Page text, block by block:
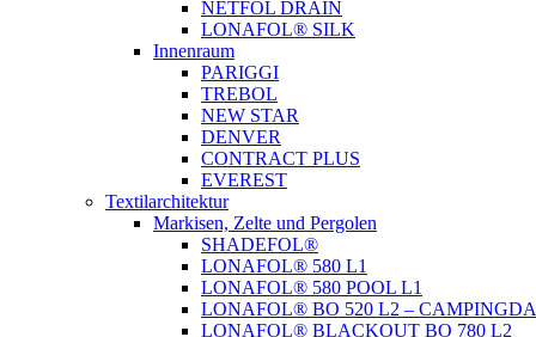
NETFOL DRAIN
LONAFOL® SILK
Innenraum
PARIGGI
TREBOL
NEW STAR
DENVER
CONTRACT PLUS
EVEREST
Textilarchitektur
Markisen, Zelte und Pergolen
SHADEFOL®
LONAFOL® 580 L1
LONAFOL® 580 POOL L1
LONAFOL® BO 520 L2 –
LONAFOL® BLACKOUT BO 780 L2